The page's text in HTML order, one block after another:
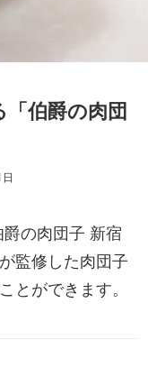
伯爵の肉団
の肉団子 新宿
監修した肉団子
とができます。